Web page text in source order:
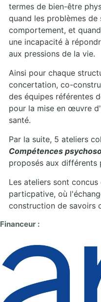
termes de bien-être
quand les problèmes de
comportement, et
une incapacité à
aux pressions de la vie.
Ainsi pour chaque
concertation, co-
des équipes référentes
pour la mise en œuvre
santé.
Par la suite, 5 ateliers
Compétences
proposés aux différents
Les ateliers sont
particpative, où
construction de savoirs
Financeur :